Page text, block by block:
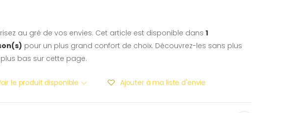
au gré de vos envies. Cet article est disponible dans 1
pour un plus grand confort de choix. Découvrez-les sans plus
bas sur cette page.
le produit disponible Ajouter à ma liste d'envie